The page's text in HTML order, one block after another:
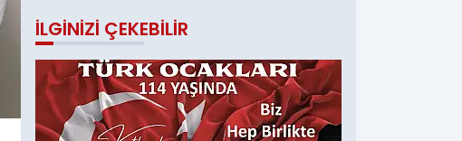
İLGINIZI ÇEKEBILIR